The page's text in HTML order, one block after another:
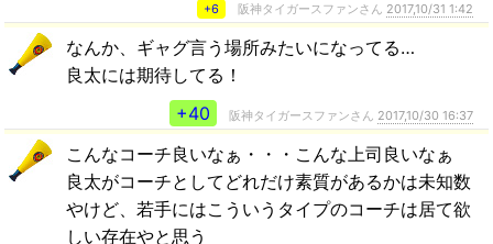
+6 阪神タイガースファンさん 2017,10/31 1:42
なんか、ギャグ言う場所みたいになってる…
良太には期待してる！
+40
阪神タイガースファンさん 2017,10/30 16:37
こんなコーチ良いなぁ・・・こんな上司良いなぁ
良太がコーチとしてどれだけ素質があるかは未知数
やけど、若手にはこういうタイプのコーチは居て欲
しい存在やと思う